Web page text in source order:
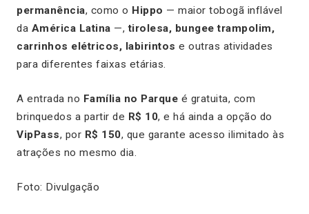
permanência, como o Hippo — maior tobogã inflável
da América Latina —,tirolesa, bungee trampolim,
carrinhos elétricos, labirintos e outras atividades
para diferentes faixas etárias.
A entrada no Família no Parque é gratuita, com
brinquedos a partir de R$ 10, e há ainda a opção do
VipPass, por R$ 150, que garante acesso ilimitado às
atrações no mesmo dia.
Foto: Divulgação